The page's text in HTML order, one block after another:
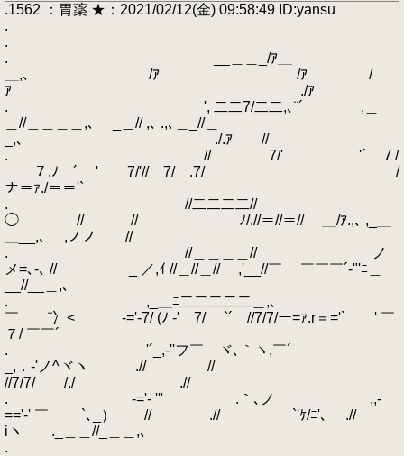
.1562 ：胃薬 ★：2021/02/12(金) 09:58:49 ID:yansu
.
.
. __＿＿_/ｱ＿
＿,､ /ｱ /ｱ /
ｱ ./ｱ
. ', 二二7/二二,､¨´ ,＿
＿//＿＿＿＿,､ _＿// ,､ .,､＿_//＿
_,､ ./.ｱ //
. //￣￣￣￣7/' '´￣７/
￣￣７.ﾉ￣´ '￣￣7/'//￣7/￣.7/ /
ナ＝ｧ./＝＝'`
. //二二二二//
◯ // // ﾉ/.//＝//＝// ＿/ｱ.,､ ,_＿
＿__,､ ,ノノ //
. //＿＿＿＿// ノ
メ=､-､ // _ ／,ｲ //＿//＿// ,'__//￣ ￣￣￣´-"'ﾆ＿
__//__＿,､
. ,_＿ﾆ二二二二二＿,､
￣ ¨冫< -='-7/ (ﾉ -'￣7/ ￣`´ //7/7/ー=ｧ.r＝='` ' ￣
７/ ￣￣´
. '´_,-''フ￣ ヾ､｀ヽ,￣´
_,．-'ノ^ヾヽ .// //
//7/7/ /./ .//
. -='- ''' .｀､ノ _,,-
=='-' ￣ `､_） // .// `'ｹ/ﾆ'､ .//
iヽ ._＿＿//_＿＿,､
.